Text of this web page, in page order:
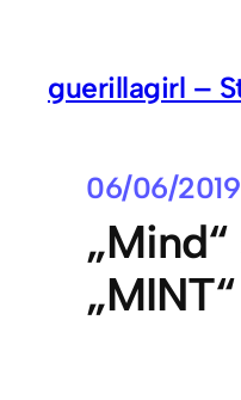
guerillagirl –
06/06/2019
„MINT“